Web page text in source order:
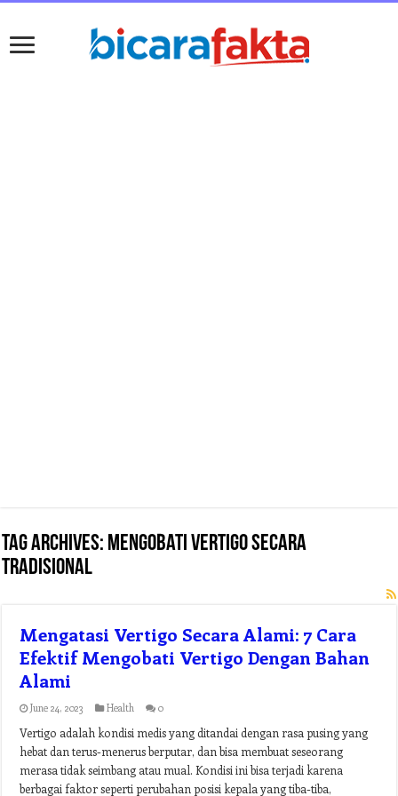
Tag Archives: mengobati vertigo secara
tradisional
Mengatasi Vertigo Secara Alami: 7 Cara
Efektif Mengobati Vertigo Dengan Bahan
Alami
June 24, 2023 Health 0
Vertigo adalah kondisi medis yang ditandai dengan rasa pusing yang
hebat dan terus-menerus berputar, dan bisa membuat seseorang
merasa tidak seimbang atau mual. Kondisi ini bisa terjadi karena
berbagai faktor seperti perubahan posisi kepala yang tiba-tiba,